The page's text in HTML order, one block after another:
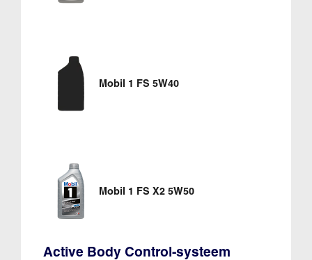
Mobil 1 FS 5W40
Mobil 1 FS X2 5W50
Active Body Control-systeem